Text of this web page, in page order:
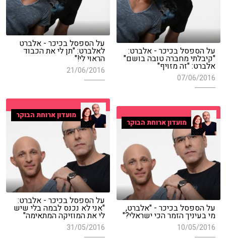
על הספסל בכיכר - אלברט
לאלברט: "תן לי את הכבוד
הראוי לי!"
21/06/2016
על הספסל בכיכר - אלברט:
"קיבלתי מחברה טובה בושם"
אלברט: "זה מזויף"
07/06/2016
מועדון ארוחת הבוקר
על הספסל בכיכר - אלברט:
"אני לא נכנס לבמה בלי שיש
לי את המוזיקה המתאימה"
31/05/2016
מועדון ארוחת הבוקר
על הספסל בכיכר - "אלברט,
מי בעיניך הזמר הכי ישראלי?"
10/05/2016